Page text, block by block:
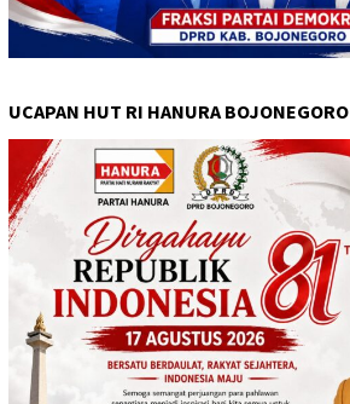
UCAPAN HUT RI HANURA BOJONEGORO